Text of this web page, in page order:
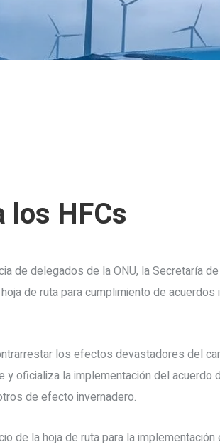
HFCs
de delegados de la ONU, la Secretaría
de ruta para cumplimiento de
los efectos devastadores del
oficializa la implementación del acuerdo
de efecto invernadero.
de la hoja de ruta para la